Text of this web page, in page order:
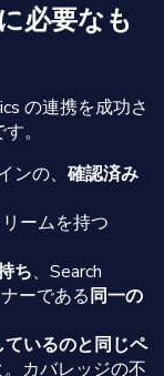
必要なも
の連携を成功さ
。
の、 確認済み
ームを持つ
ち、Search
ーである同一の
いるのと同じペ
。カバレッジの不